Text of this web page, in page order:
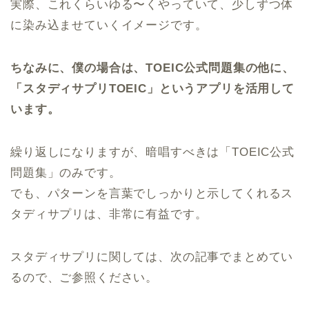
実際、これくらいゆる〜くやっていて、少しずつ体
に染み込ませていくイメージです。
ちなみに、僕の場合は、TOEIC公式問題集の他に、
「スタディサプリTOEIC」というアプリを活用して
います。
繰り返しになりますが、暗唱すべきは「TOEIC公式
問題集」のみです。
でも、パターンを言葉でしっかりと示してくれるス
タディサプリは、非常に有益です。
スタディサプリに関しては、次の記事でまとめてい
るので、ご参照ください。